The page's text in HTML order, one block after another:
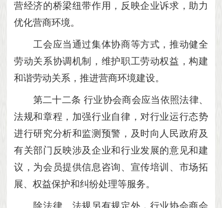
营经济的桥梁纽带作用，反映企业诉求，助力
优化营商环境。
工会应当通过集体协商等方式，推动健全
劳动关系协调机制，维护职工劳动权益，构建
和谐劳动关系，推进营商环境建设。
第二十二条 行业协会商会应当依照法律、
法规和章程，加强行业自律，对行业运行态势
进行研究分析和监测预警，及时向人民政府及
有关部门反映涉及企业和行业发展的意见和建
议，为会员提供信息咨询、宣传培训、市场拓
展、权益保护和纠纷处理等服务。